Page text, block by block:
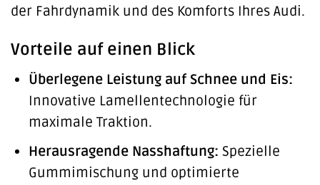
der Fahrdynamik und des Komforts Ihres Audi.
Vorteile auf einen Blick
Überlegene Leistung auf Schnee und Eis:
Innovative Lamellentechnologie für
maximale Traktion.
Herausragende Nasshaftung: Spezielle
Gummimischung und optimierte